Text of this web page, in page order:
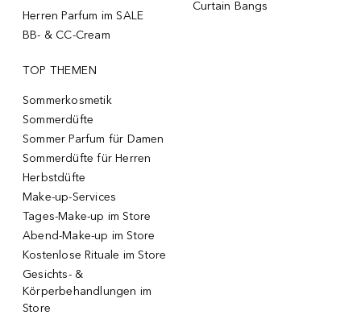
Herren Parfum im SALE
BB- & CC-Cream
Curtain Bangs
TOP THEMEN
Sommerkosmetik
Sommerdüfte
Sommer Parfum für Damen
Sommerdüfte für Herren
Herbstdüfte
Make-up-Services
Tages-Make-up im Store
Abend-Make-up im Store
Kostenlose Rituale im Store
Gesichts- &
Körperbehandlungen im
Store